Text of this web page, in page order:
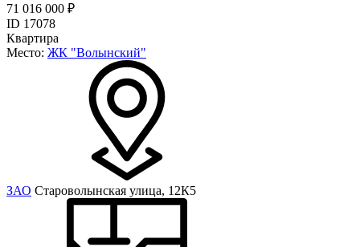
71 016 000 ₽
ID 17078
Квартира
Место: ЖК "Волынский"
ЗАО Староволынская улица, 12К5